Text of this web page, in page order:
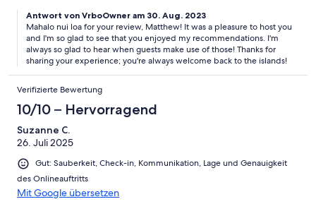
Antwort von VrboOwner am 30. Aug. 2023
Mahalo nui loa for your review, Matthew! It was a pleasure to host you
and I'm so glad to see that you enjoyed my recommendations. I'm
always so glad to hear when guests make use of those! Thanks for
sharing your experience; you're always welcome back to the islands!
Verifizierte Bewertung
10/10 – Hervorragend
Suzanne C.
26. Juli 2025
Gut: Sauberkeit, Check-in, Kommunikation, Lage und Genauigkeit
des Onlineauftritts
Mit Google übersetzen